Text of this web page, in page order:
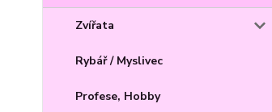
Zvířata
Rybář / Myslivec
Profese, Hobby